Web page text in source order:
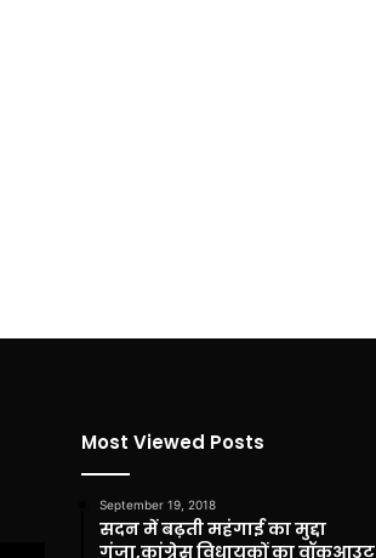
Most Viewed Posts
September 19, 2018
सदन में बढ़ती महंगाई का मुद्दा
गूंजा,कांग्रेस विधायकों का वॉकआउट